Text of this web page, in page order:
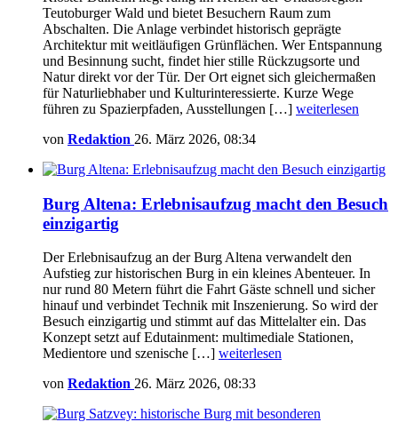
Teutoburger Wald und bietet Besuchern Raum zum
Abschalten. Die Anlage verbindet historisch geprägte
Architektur mit weitläufigen Grünflächen. Wer Entspannung
und Besinnung sucht, findet hier stille Rückzugsorte und
Natur direkt vor der Tür. Der Ort eignet sich gleichermaßen
für Naturliebhaber und Kulturinteressierte. Kurze Wege
führen zu Spazierpfaden, Ausstellungen […] weiterlesen
von Redaktion 26. März 2026, 08:34
Burg Altena: Erlebnisaufzug macht den Besuch
einzigartig
Der Erlebnisaufzug an der Burg Altena verwandelt den
Aufstieg zur historischen Burg in ein kleines Abenteuer. In
nur rund 80 Metern führt die Fahrt Gäste schnell und sicher
hinauf und verbindet Technik mit Inszenierung. So wird der
Besuch einzigartig und stimmt auf das Mittelalter ein. Das
Konzept setzt auf Edutainment: multimediale Stationen,
Medientore und szenische […] weiterlesen
von Redaktion 26. März 2026, 08:33